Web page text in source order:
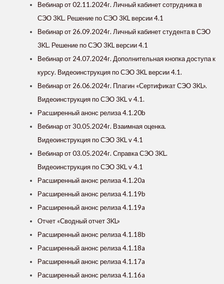
Вебинар от 02.11.2024г. Личный кабинет сотрудника в
СЭО 3KL. Решение по СЭО 3KL версии 4.1
Вебинар от 26.09.2024г. Личный кабинет студента в СЭО
3KL. Решение по СЭО 3KL версии 4.1
Вебинар от 24.07.2024г. Дополнительная кнопка доступа к
курсу. Видеоинструкция по СЭО 3KL версии 4.1.
Вебинар от 26.06.2024г. Плагин «Сертификат СЭО 3KL».
Видеоинструкция по СЭО 3KL v 4.1.
Расширенный анонс релиза 4.1.20b
Вебинар от 30.05.2024г. Взаимная оценка.
Видеоинструкция по СЭО 3KL v 4.1
Вебинар от 03.05.2024г. Справка СЭО 3KL.
Видеоинструкция по СЭО 3KL v 4.1
Расширенный анонс релиза 4.1.20a
Расширенный анонс релиза 4.1.19b
Расширенный анонс релиза 4.1.19a
Отчет «Сводный отчет 3KL»
Расширенный анонс релиза 4.1.18b
Расширенный анонс релиза 4.1.18a
Расширенный анонс релиза 4.1.17a
Расширенный анонс релиза 4.1.16a